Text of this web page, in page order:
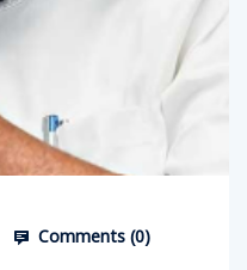
Comments (0)